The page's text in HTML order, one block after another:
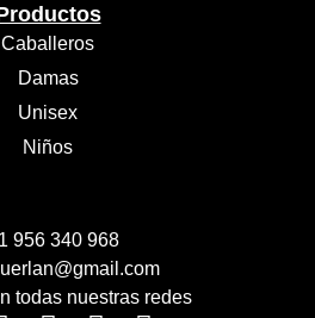
Caballeros
Damas
Unisex
Niños
956 340 968
todas nuestras redes